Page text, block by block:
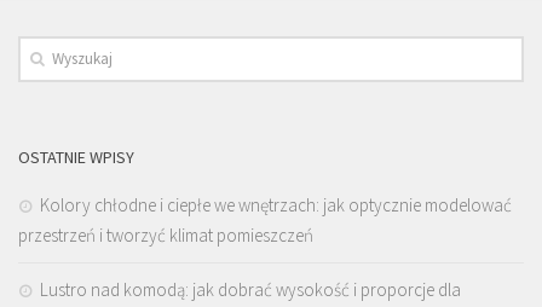
OSTATNIE WPISY
Kolory chłodne i ciepłe we wnętrzach: jak optycznie modelować
przestrzeń i tworzyć klimat pomieszczeń
Lustro nad komodą: jak dobrać wysokość i proporcje dla